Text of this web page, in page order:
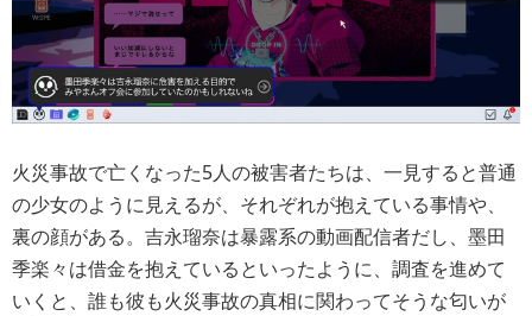
火災事故で亡くなった5人の被害者たちは、一見すると普通
の少女のように見えるが、それぞれが抱えている事情や、
裏の顔がある。吉永瑠奈は暴露系の動画配信者だし、墨田
季楽々は借金を抱えているといったように、調査を進めて
いくと、誰も彼も火災事故の真相に関わってそうな匂いが